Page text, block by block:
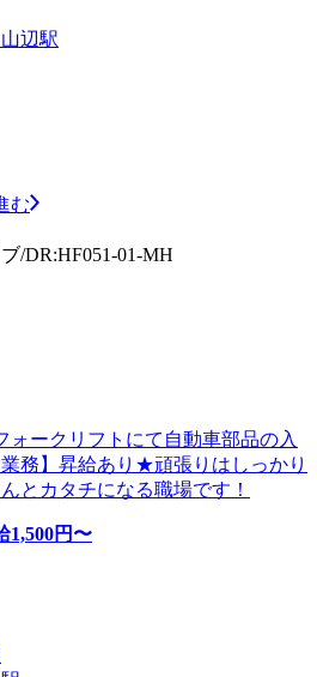
辺駅
む
/DR:HF051-01-MH
ォークリフトにて自動車部品の入
務】昇給あり★頑張りはしっかり
とカタチになる職場です！
1,500円〜